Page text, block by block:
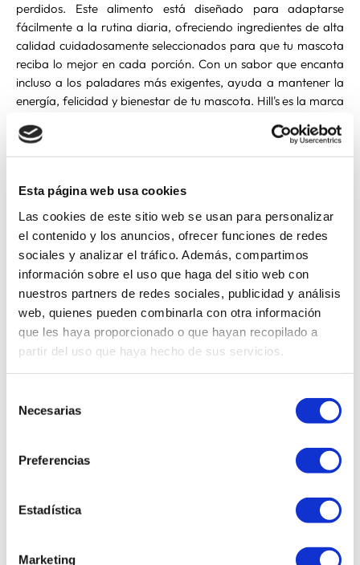
Esta página web usa cookies
Las cookies de este sitio web se usan para personalizar
el contenido y los anuncios, ofrecer funciones de redes
sociales y analizar el tráfico. Además, compartimos
información sobre el uso que haga del sitio web con
nuestros partners de redes sociales, publicidad y análisis
web, quienes pueden combinarla con otra información
que les haya proporcionado o que hayan recopilado a
partir del uso que haya hecho de sus servicios.
Necesarias
Preferencias
Estadística
Marketing
perdidos. Este alimento está diseñado para adaptarse
fácilmente a la rutina diaria, ofreciendo ingredientes de alta
calidad cuidadosamente seleccionados para que tu mascota
reciba lo mejor en cada porción. Con un sabor que encanta
incluso a los paladares más exigentes, ayuda a mantener la
energía, felicidad y bienestar de tu mascota. Hill's es la marca